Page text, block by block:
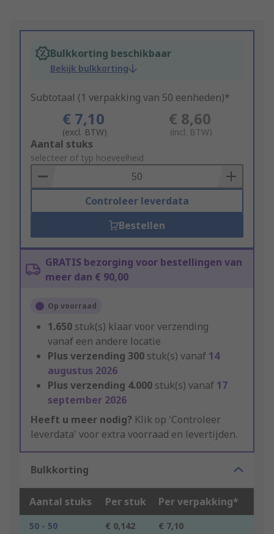
Bulkkorting beschikbaar
Bekijk bulkkorting
Subtotaal (1 verpakking van 50 eenheden)*
€ 7,10
(excl. BTW)
€ 8,60
(incl. BTW)
Add
to
Basket
Aantal stuks
selecteer of typ hoeveelheid
Controleer leverdata
Bestellen
GRATIS bezorging voor bestellingen van
meer dan € 90,00
Op voorraad
1.650 stuk(s) klaar voor verzending
vanaf een andere locatie
Plus verzending 300 stuk(s) vanaf 14
augustus 2026
Plus verzending 4.000 stuk(s) vanaf 17
september 2026
Heeft u meer nodig? Klik op 'Controleer
leverdata' voor extra voorraad en levertijden.
Bulkkorting
Aantal stuks Per stuk Per verpakking*
50 - 50 € 0,142
€ 7,10